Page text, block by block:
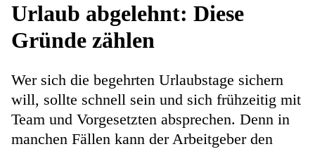
Urlaub abgelehnt: Diese
Gründe zählen
Wer sich die begehrten Urlaubstage sichern
will, sollte schnell sein und sich frühzeitig mit
Team und Vorgesetzten absprechen. Denn in
manchen Fällen kann der Arbeitgeber den